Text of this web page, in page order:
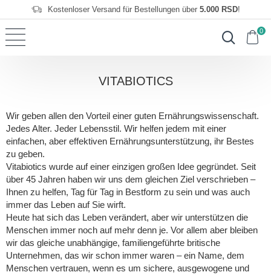
Kostenloser Versand für Bestellungen über 5.000 RSD!
0
VITABIOTICS
Wir geben allen den Vorteil einer guten Ernährungswissenschaft.
Jedes Alter. Jeder Lebensstil. Wir helfen jedem mit einer
einfachen, aber effektiven Ernährungsunterstützung, ihr Bestes
zu geben.
Vitabiotics wurde auf einer einzigen großen Idee gegründet. Seit
über 45 Jahren haben wir uns dem gleichen Ziel verschrieben –
Ihnen zu helfen, Tag für Tag in Bestform zu sein und was auch
immer das Leben auf Sie wirft.
Heute hat sich das Leben verändert, aber wir unterstützen die
Menschen immer noch auf mehr denn je. Vor allem aber bleiben
wir das gleiche unabhängige, familiengeführte britische
Unternehmen, das wir schon immer waren – ein Name, dem
Menschen vertrauen, wenn es um sichere, ausgewogene und